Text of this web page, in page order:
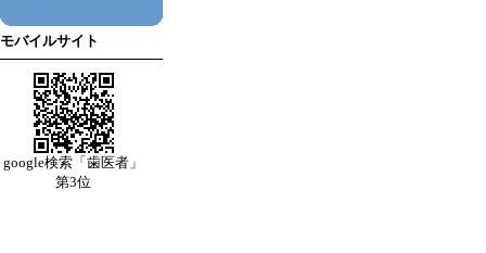
モバイルサイト
google検索「歯医者」
第3位